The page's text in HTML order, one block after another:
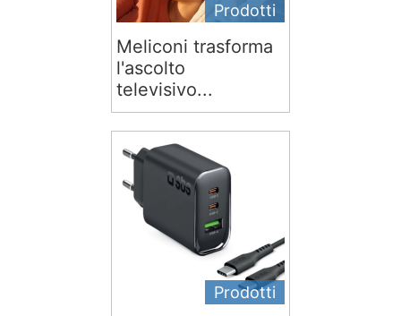
Prodotti
Meliconi trasforma
l'ascolto
televisivo...
Prodotti